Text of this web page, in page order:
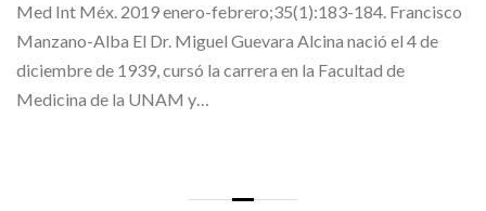
Med Int Méx. 2019 enero-febrero;35(1):183-184. Francisco
Manzano-Alba El Dr. Miguel Guevara Alcina nació el 4 de
diciembre de 1939, cursó la carrera en la Facultad de
Medicina de la UNAM y…